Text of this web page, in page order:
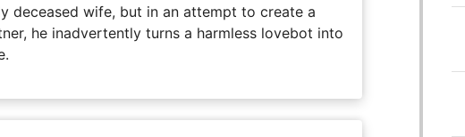
deceased wife, but in an attempt to create a
he inadvertently turns a harmless lovebot into